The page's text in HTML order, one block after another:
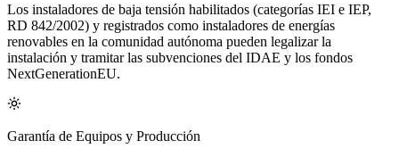
Los instaladores de baja tensión habilitados (categorías IEI e IEP,
RD 842/2002) y registrados como instaladores de energías
renovables en la comunidad autónoma pueden legalizar la
instalación y tramitar las subvenciones del IDAE y los fondos
NextGenerationEU.
Garantía de Equipos y Producción